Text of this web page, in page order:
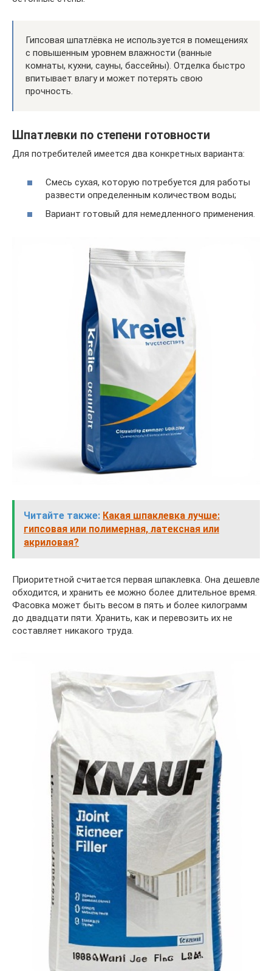
Гипсовая шпатлёвка не используется в помещениях
с повышенным уровнем влажности (ванные
комнаты, кухни, сауны, бассейны). Отделка быстро
впитывает влагу и может потерять свою
прочность.
Шпатлевки по степени готовности
Для потребителей имеется два конкретных варианта:
Смесь сухая, которую потребуется для работы
развести определенным количеством воды;
Вариант готовый для немедленного применения.
Читайте также: Какая шпаклевка лучше:
гипсовая или полимерная, латексная или
акриловая?
Приоритетной считается первая шпаклевка. Она дешевле
обходится, и хранить ее можно более длительное время.
Фасовка может быть весом в пять и более килограмм
до двадцати пяти. Хранить, как и перевозить их не
составляет никакого труда.